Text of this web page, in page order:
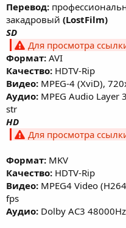
Перевод:
закадровый (LostFilm)
SD
Для просмотра
Формат: AVI
Качество: HDTV-Rip
Видео: MPEG-4 (XviD),
Аудио: MPEG Audio Layer
str
HD
Для просмотра
Формат: MKV
Качество: HDTV-Rip
Видео: MPEG4 Video
fps
Аудио: Dolby AC3